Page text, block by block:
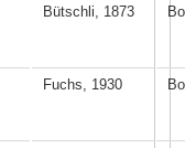
Bütschli, 1873
Fuchs, 1930